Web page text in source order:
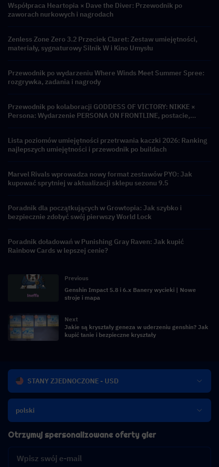
Współpraca Heartopia × Dave the Diver: Przewodnik po
zaworach nurkowych i nagrodach
Zenless Zone Zero 3.2 Przeciek Claret: Zestaw umiejętności,
materiały, sygnaturowy Silnik W i Kino Umysłu
Przewodnik po wydarzeniu Where Winds Meet Summer Spree:
rozgrywka, zadania i nagrody
Przewodnik po kolaboracji GODDESS OF VICTORY: NIKKE ×
Persona: Wydarzenie PERSONA ON FRONTLINE, postacie,
Lista poziomów umiejętności przetrwania kaczki 2026: Ranking
najlepszych umiejętności i przewodnik po buildach
Marvel Rivals wprowadza nowy format zestawów PYO: Jak
kupować sprytniej w aktualizacji sklepu sezonu 9.5
Poradnik dla początkujących w Growtopia: Jak szybko i
bezpiecznie zdobyć swój pierwszy World Lock
Poradnik doładowań w Punishing Gray Raven: Jak kupić
Rainbow Cards w lepszej cenie?
Previous
Genshin Impact 5.8 i 6.x Banery wycieki | Nowe
stroje i mapa
Next
Jakie są kryształy geneza w uderzeniu genshin? Jak
kupić tanie i bezpieczne kryształy
STANY ZJEDNOCZONE - USD
polski
Otrzymuj spersonalizowane oferty gier